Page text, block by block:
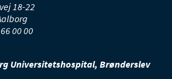
18-22
00 00
Universitetshospital, Brønderslev